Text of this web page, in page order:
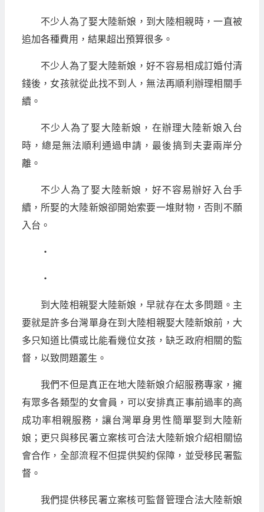
不少人為了娶大陸新娘，到大陸相親時，一直被
追加各種費用，結果超出預算很多。
不少人為了娶大陸新娘，好不容易相成訂婚付清
錢後，女孩就從此找不到人，無法再順利辦理相關手
續。
不少人為了娶大陸新娘，在辦理大陸新娘入台
時，總是無法順利通過申請，最後搞到夫妻兩岸分
離。
不少人為了娶大陸新娘，好不容易辦好入台手
續，所娶的大陸新娘卻開始索要一堆財物，否則不願
入台。
‧
‧
到大陸相親娶大陸新娘，早就存在太多問題。主
要就是許多台灣單身在到大陸相親娶大陸新娘前，大
多只知道比價或比能看幾位女孩，缺乏政府相關的監
督，以致問題叢生。
我們不但是真正在地大陸新娘介紹服務專家，擁
有眾多各類型的女會員，可以安排真正事前過率的高
成功率相親服務，讓台灣單身男性簡單娶到大陸新
娘；更只與移民署立案核可合法大陸新娘介紹相關協
會合作，全部流程不但提供契約保障，並受移民署監
督。
我們提供移民署立案核可監督管理合法大陸新娘